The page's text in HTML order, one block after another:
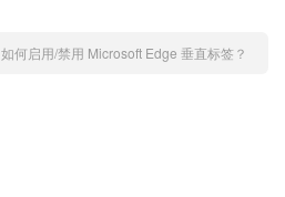
如何启用/禁用 Microsoft Edge 垂直标签？